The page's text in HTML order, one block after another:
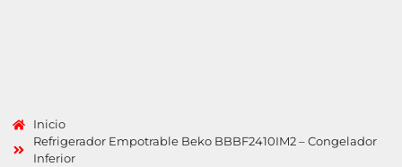
Inicio
Refrigerador Empotrable Beko BBBF2410IM2 – Congelador
Inferior